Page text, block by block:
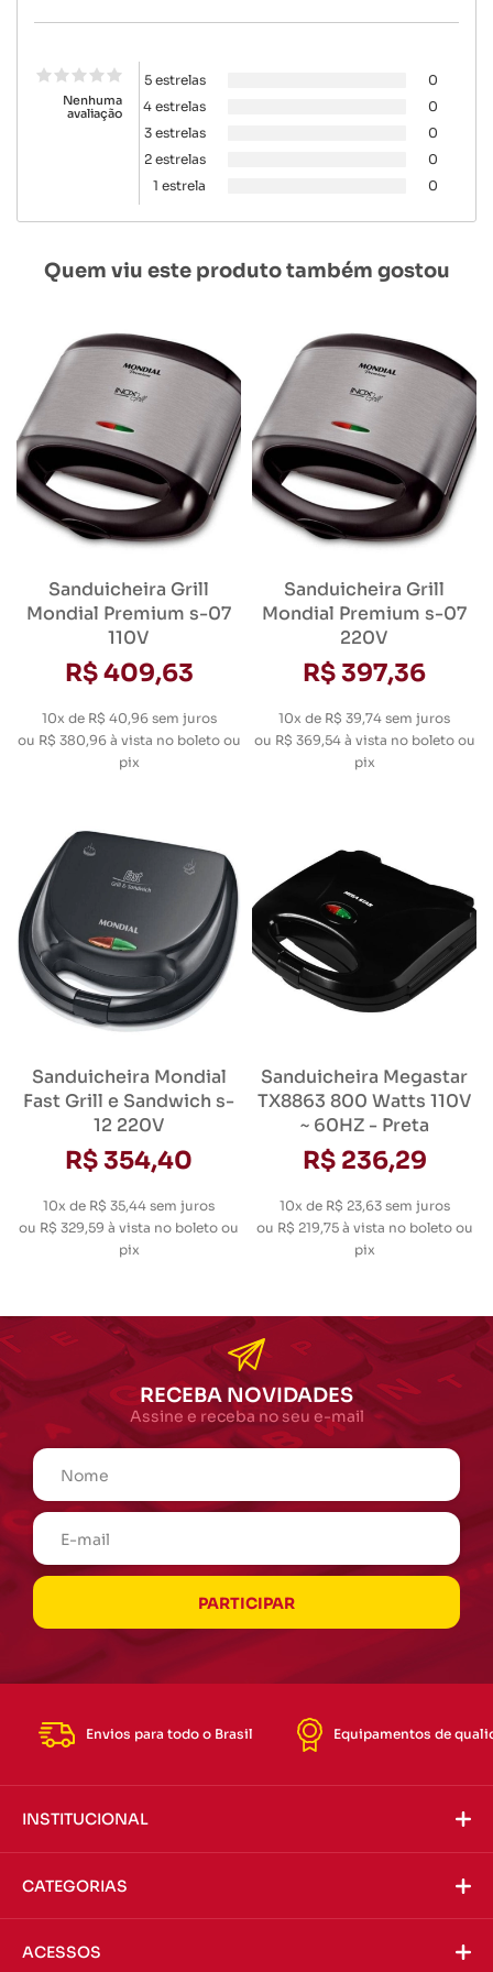
Nenhuma
avaliação
5 estrelas
0
4 estrelas
0
3 estrelas
0
2 estrelas
0
1 estrela
0
Quem viu este produto também gostou
Sanduicheira Grill
Mondial Premium s-07
110V
R$ 409,63
10x de R$ 40,96 sem juros
ou R$ 380,96à vista no boleto ou
pix
Sanduicheira Grill
Mondial Premium s-07
220V
R$ 397,36
10x de R$ 39,74 sem juros
ou R$ 369,54à vista no boleto ou
pix
Sanduicheira Mondial
Fast Grill e Sandwich s-
12 220V
R$ 354,40
10x de R$ 35,44 sem juros
ou R$ 329,59 à vista no boleto ou
pix
Sanduicheira Megastar
TX8863 800 Watts 110V
~ 60HZ - Preta
R$ 236,29
10x de R$ 23,63 sem juros
ou R$ 219,75à vista no boleto ou
pix
RECEBA NOVIDADES
Assine e receba no seu e-mail
Envios para todo o Brasil Equipamentos de
INSTITUCIONAL
CATEGORIAS
ACESSOS